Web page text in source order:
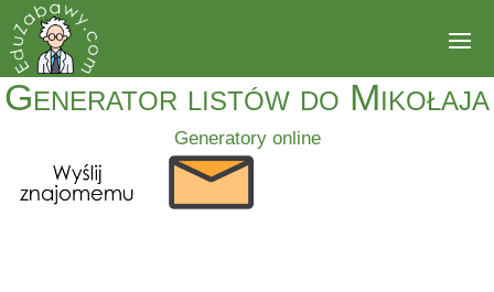
Generator listów do Mikołaja
Generatory online